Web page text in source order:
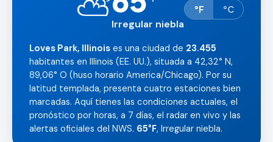
Irregular niebla
°F °C
Loves Park, Illinois es una ciudad de 23.455
habitantes en Illinois (EE. UU.), situada a 42,32° N,
89,06° O (huso horario America/Chicago). Por su
latitud templada, presenta cuatro estaciones bien
marcadas. Aquí tienes las condiciones actuales, el
pronóstico por horas, a 7 días, el radar en vivo y las
alertas oficiales del NWS. 65°F, Irregular niebla.